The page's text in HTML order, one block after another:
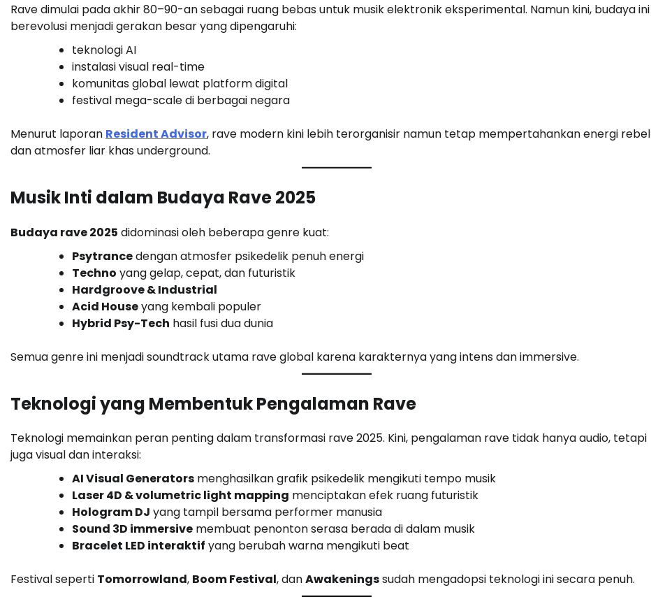
Rave dimulai pada akhir 80–90-an sebagai ruang bebas untuk musik elektronik eksperimental. Namun kini, budaya ini
berevolusi menjadi gerakan besar yang dipengaruhi:
teknologi AI
instalasi visual real-time
komunitas global lewat platform digital
festival mega-scale di berbagai negara
Menurut laporan Resident Advisor, rave modern kini lebih terorganisir namun tetap mempertahankan energi rebel
dan atmosfer liar khas underground.
Musik Inti dalam Budaya Rave 2025
Budaya rave 2025 didominasi oleh beberapa genre kuat:
Psytrancedengan atmosfer psikedelik penuh energi
Techno yang gelap, cepat, dan futuristik
Hardgroove & Industrial
Acid Houseyang kembali populer
Hybrid Psy-Tech hasil fusi dua dunia
Semua genre ini menjadi soundtrack utama rave global karena karakternya yang intens dan immersive.
Teknologi yang Membentuk Pengalaman Rave
Teknologi memainkan peran penting dalam transformasi rave 2025. Kini, pengalaman rave tidak hanya audio, tetapi
juga visual dan interaksi:
AI Visual Generators menghasilkan grafik psikedelik mengikuti tempo musik
Laser 4D & volumetric light mapping menciptakan efek ruang futuristik
Hologram DJ yang tampil bersama performer manusia
Sound 3D immersive membuat penonton serasa berada di dalam musik
Bracelet LED interaktif yang berubah warna mengikuti beat
Festival seperti Tomorrowland, Boom Festival, danAwakeningssudah mengadopsi teknologi ini secara penuh.